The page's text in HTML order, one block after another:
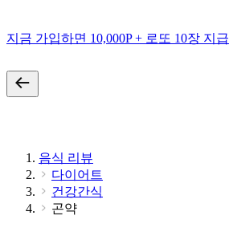
지금 가입하면 10,000P + 로또 10장 지급
음식 리뷰
다이어트
건강간식
곤약